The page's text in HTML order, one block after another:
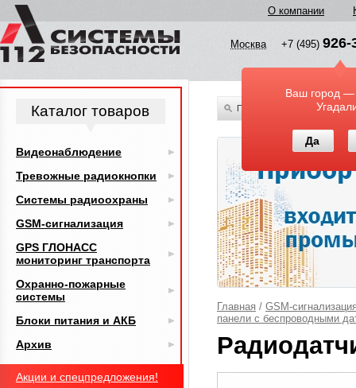
О компании
Москва +7 (495) 926-
Ваш город —
Да
По всему каталогу
Главная / GSM-
панели с беспроводными
Каталог товаров
Видеонаблюдение
Тревожные радиокнопки
Системы радиоохраны
GSM-сигнализация
GPS ГЛОНАСС
мониторинг транспорта
Охранно-пожарные
системы
Блоки питания и АКБ
Архив
Акции и спецпредложения!